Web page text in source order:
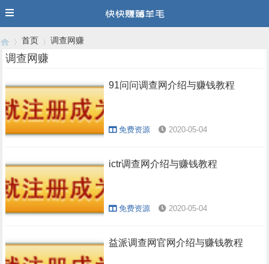
首页 调查网赚
调查网赚
91问问调查网介绍与赚钱教程
免费资源 2020-05-04
ictr调查网介绍与赚钱教程
免费资源 2020-05-04
益派调查网官网介绍与赚钱教程